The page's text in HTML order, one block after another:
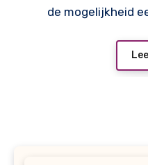
de mogelijkheid